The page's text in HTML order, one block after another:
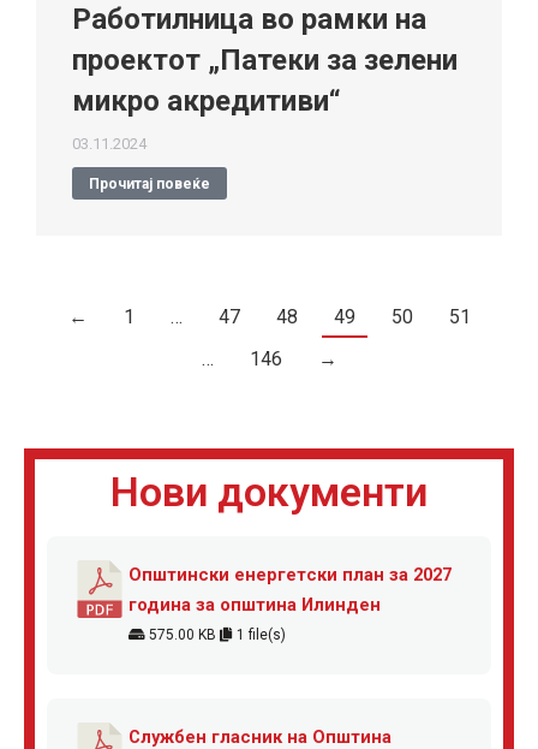
Работилница во рамки на
проектот „Патеки за зелени
микро акредитиви“
03.11.2024
Прочитај повеќе
← 1 … 47 48 49 50
51
…
146 →
Нови документи
Општински енергетски план за 2027
година за општина Илинден
575.00 KB 1 file(s)
Службен гласник на Општина